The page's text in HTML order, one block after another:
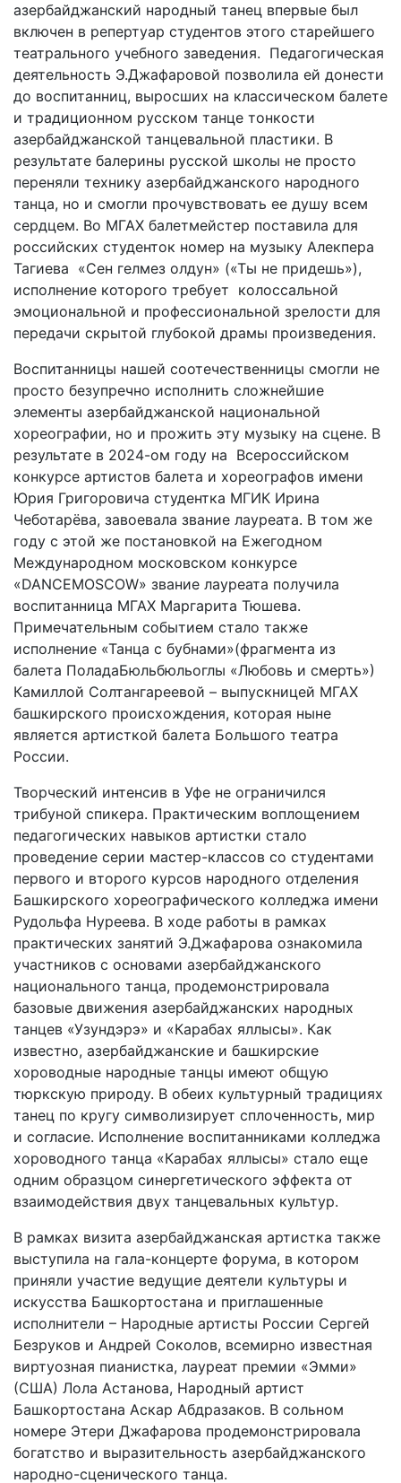
азербайджанский народный танец впервые был
включен в репертуар студентов этого старейшего
театрального учебного заведения. Педагогическая
деятельность Э.Джафаровой позволила ей донести
до воспитанниц, выросших на классическом балете
и традиционном русском танце тонкости
азербайджанской танцевальной пластики. В
результате балерины русской школы не просто
переняли технику азербайджанского народного
танца, но и смогли прочувствовать ее душу всем
сердцем. Во МГАХ балетмейстер поставила для
российских студенток номер на музыку Алекпера
Тагиева «Сен гелмез олдун» («Ты не придешь»),
исполнение которого требует колоссальной
эмоциональной и профессиональной зрелости для
передачи скрытой глубокой драмы произведения.
Воспитанницы нашей соотечественницы смогли не
просто безупречно исполнить сложнейшие
элементы азербайджанской национальной
хореографии, но и прожить эту музыку на сцене. В
результате в 2024-ом году на Всероссийском
конкурсе артистов балета и хореографов имени
Юрия Григоровича студентка МГИК Ирина
Чеботарёва, завоевала звание лауреата. В том же
году с этой же постановкой на Ежегодном
Международном московском конкурсе
«DANCEMOSСOW» звание лауреата получила
воспитанница МГАХ Маргарита Тюшева.
Примечательным событием стало также
исполнение «Танца с бубнами»(фрагмента из
балета ПоладаБюльбюльоглы «Любовь и смерть»)
Камиллой Солтангареевой – выпускницей МГАХ
башкирского происхождения, которая ныне
является артисткой балета Большого театра
России.
Творческий интенсив в Уфе не ограничился
трибуной спикера. Практическим воплощением
педагогических навыков артистки стало
проведение серии мастер-классов со студентами
первого и второго курсов народного отделения
Башкирского хореографического колледжа имени
Рудольфа Нуреева. В ходе работы в рамках
практических занятий Э.Джафарова ознакомила
участников с основами азербайджанского
национального танца, продемонстрировала
базовые движения азербайджанских народных
танцев «Узундэрэ» и «Карабах яллысы». Как
известно, азербайджанские и башкирские
хороводные народные танцы имеют общую
тюркскую природу. В обеих культурный традициях
танец по кругу символизирует сплоченность, мир
и согласие. Исполнение воспитанниками колледжа
хороводного танца «Карабах яллысы» стало еще
одним образцом синергетического эффекта от
взаимодействия двух танцевальных культур.
В рамках визита азербайджанская артистка также
выступила на гала-концерте форума, в котором
приняли участие ведущие деятели культуры и
искусства Башкортостана и приглашенные
исполнители – Народные артисты России Сергей
Безруков и Андрей Соколов, всемирно известная
виртуозная пианистка, лауреат премии «Эмми»
(США) Лола Астанова, Народный артист
Башкортостана Аскар Абдразаков. В сольном
номере Этери Джафарова продемонстрировала
богатство и выразительность азербайджанского
народно-сценического танца.